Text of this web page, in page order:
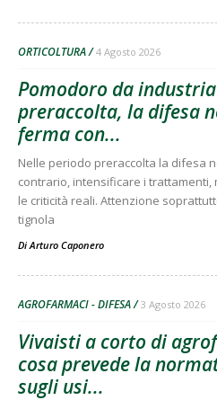
ORTICOLTURA 4 Agosto 2026
Pomodoro da
preraccolta, la difesa
ferma con...
Nelle periodo preraccolta la difesa
contrario, intensificare i trattamenti,
le criticità reali. Attenzione
tignola
Di Arturo Caponero
AGROFARMACI - DIFESA 3 Agosto 2026
Vivaisti a corto di
cosa prevede la
sugli usi...